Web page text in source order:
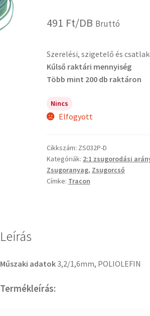
491 Ft/DB Bruttó
Szerelési, szigetelő és
Kűlső raktári mennyiség
Több mint 200 db raktáron
Nincs
Elfogyott
Cikkszám: ZS032P-D
Kategóriák: 2:1 zsugorodási
Zsugoranyag, Zsugorcső
Címke: Tracon
Leírás
Műszaki adatok3,2/1,6mm, POLIOLEFIN
Termékleírás: